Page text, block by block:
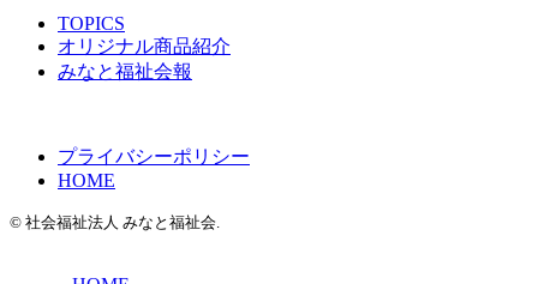
TOPICS
オリジナル商品紹介
みなと福祉会報
プライバシーポリシー
HOME
© 社会福祉法人 みなと福祉会.